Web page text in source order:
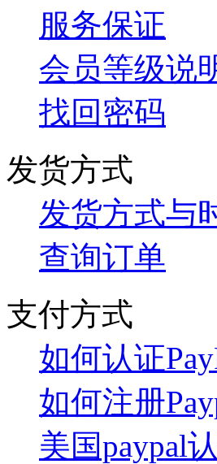
服务保证
会员等级说
找回密码
发货方式
发货方式与
查询订单
支付方式
如何认证
如何注册
美国paypal